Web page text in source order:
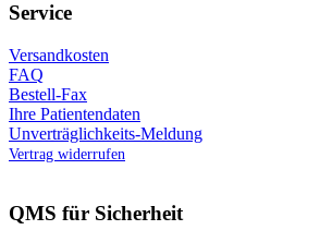
Service
Versandkosten
FAQ
Bestell-Fax
Ihre Patientendaten
Unverträglichkeits-Meldung
Vertrag widerrufen
QMS für Sicherheit